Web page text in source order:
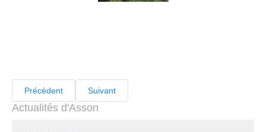
Précédent Suivant
Actualités d'Asson